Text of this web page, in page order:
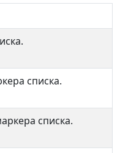
списка.
списка.